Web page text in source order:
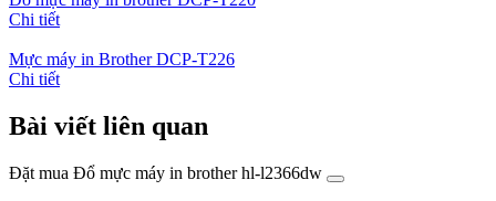
Chi tiết
Mực máy in Brother DCP-T226
Chi tiết
Bài viết liên quan
Đặt mua Đổ mực máy in brother hl-l2366dw